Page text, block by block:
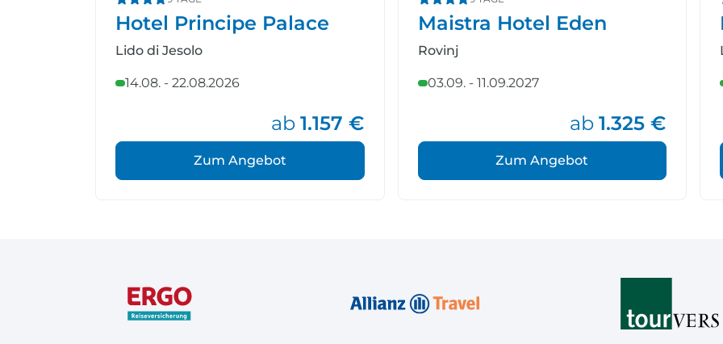
Hotel Principe Palace
Lido di Jesolo
14.08. - 22.08.2026
ab 1.157 €
Zum Angebot
Maistra Hotel Eden
Rovinj
03.09. - 11.09.2027
ab1.325 €
Zum Angebot